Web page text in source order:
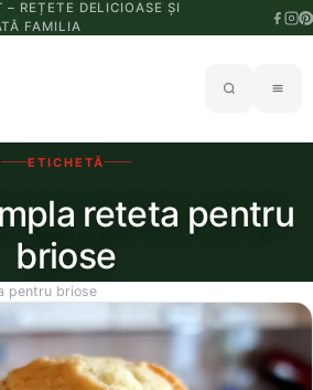
REȚETE DELICIOASE ȘI
FAMILIA
ETICHETĂ
reteta pentru
briose
pentru briose